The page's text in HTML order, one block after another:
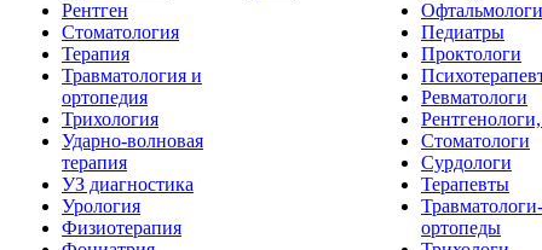
Рентген
Стоматология
Терапия
Травматология и
ортопедия
Трихология
Ударно-волновая
терапия
УЗ диагностика
Урология
Физиотерапия
Офтальмологи
Педиатры
Проктологи
Ревматологи
Стоматологи
Сурдологи
Терапевты
Травматологи-
ортопеды